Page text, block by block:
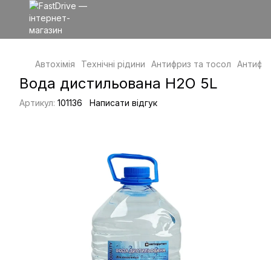
Автохімія Технічні рідини Антифриз та тосол
Вода дистильована H2O 5L
Артикул: 101136 Написати відгук